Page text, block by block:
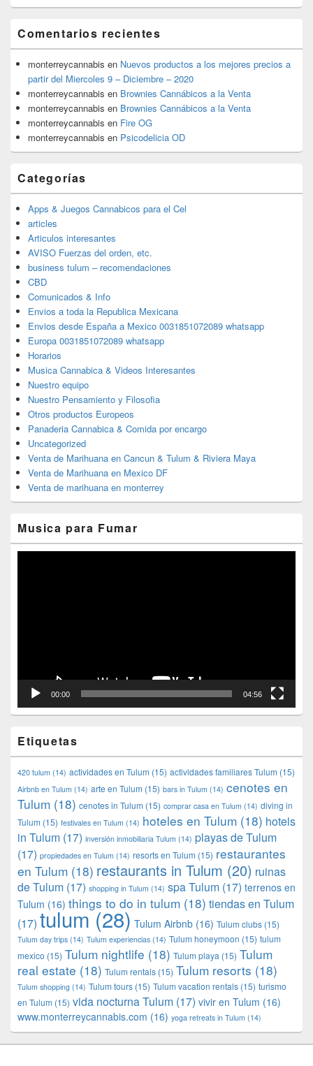
Comentarios recientes
monterreycannabis en Nuevos productos a los mejores precios a
partir del Miercoles 9 – Diciembre – 2020
monterreycannabis en Brownies Cannábicos a la Venta
monterreycannabis en Brownies Cannábicos a la Venta
monterreycannabis en Fire OG
monterreycannabis en Psicodelicia OD
Categorías
Apps & Juegos Cannabicos para el Cel
articles
Articulos interesantes
AVISO Fuerzas del orden, etc.
business tulum – recomendaciones
CBD
Comunicados & Info
Envios a toda la Republica Mexicana
Envios desde España a Mexico 0031851072089 whatsapp
Europa 0031851072089 whatsapp
Horarios
Musica Cannabica & Videos Interesantes
Nuestro equipo
Nuestro Pensamiento y Filosofia
Otros productos Europeos
Panaderia Cannabica & Comida por encargo
Uncategorized
Venta de Marihuana en Cancun & Tulum & Riviera Maya
Venta de Marihuana en Mexico DF
Venta de marihuana en monterrey
Musica para Fumar
00:00 04:56
Etiquetas
420 tulum (14) actividades en Tulum (15) actividades familiares Tulum (15)
Airbnb en Tulum (14) arte en Tulum (15) bars in Tulum (14) cenotes en
Tulum (18) cenotes in Tulum (15) comprar casa en Tulum (14) diving in
Tulum (15) festivales en Tulum (14) hoteles en Tulum (18) hotels
in Tulum (17) inversión inmobiliaria Tulum (14) playas de Tulum
(17) propiedades en Tulum (14) resorts en Tulum (15) restaurantes
en Tulum (18) restaurants in Tulum (20) ruinas
de Tulum (17) shopping in Tulum (14) spa Tulum (17) terrenos en
Tulum (16) things to do in tulum (18) tiendas en Tulum
(17) tulum(28) Tulum Airbnb (16) Tulum clubs (15)
Tulum day trips (14) Tulum experiencias (14) Tulum honeymoon (15) tulum
mexico (15) Tulum nightlife (18) Tulum playa (15) Tulum
real estate (18) Tulum rentals (15) Tulum resorts (18)
Tulum shopping (14) Tulum tours (15) Tulum vacation rentals (15) turismo
en Tulum (15) vida nocturna Tulum (17) vivir en Tulum (16)
www.monterreycannabis.com (16) yoga retreats in Tulum (14)